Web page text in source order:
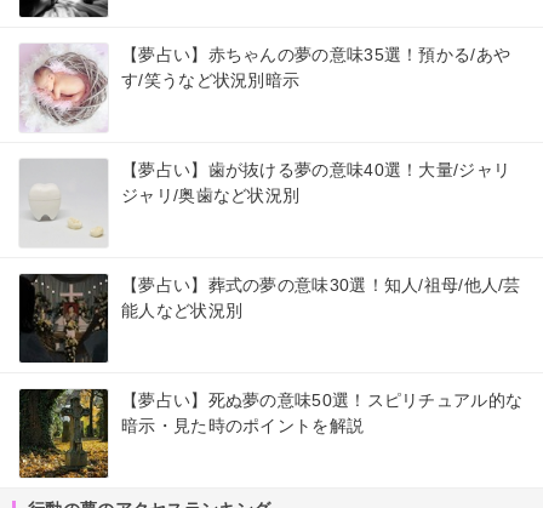
【夢占い】赤ちゃんの夢の意味35選！預かる/あや
す/笑うなど状況別暗示
【夢占い】歯が抜ける夢の意味40選！大量/ジャリ
ジャリ/奥歯など状況別
【夢占い】葬式の夢の意味30選！知人/祖母/他人/芸
能人など状況別
【夢占い】死ぬ夢の意味50選！スピリチュアル的な
暗示・見た時のポイントを解説